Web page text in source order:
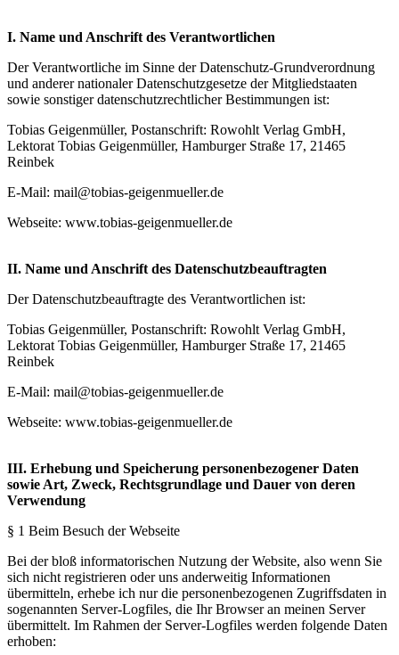
I. Name und Anschrift des Verantwortlichen
Der Verantwortliche im Sinne der Datenschutz-Grundverordnung
und anderer nationaler Datenschutzgesetze der Mitgliedstaaten
sowie sonstiger datenschutzrechtlicher Bestimmungen ist:
Tobias Geigenmüller, Postanschrift: Rowohlt Verlag GmbH,
Lektorat Tobias Geigenmüller, Hamburger Straße 17, 21465
Reinbek
E-Mail: mail@tobias-geigenmueller.de
Webseite: www.tobias-geigenmueller.de
II. Name und Anschrift des Datenschutzbeauftragten
Der Datenschutzbeauftragte des Verantwortlichen ist:
Tobias Geigenmüller, Postanschrift: Rowohlt Verlag GmbH,
Lektorat Tobias Geigenmüller, Hamburger Straße 17, 21465
Reinbek
E-Mail: mail@tobias-geigenmueller.de
Webseite: www.tobias-geigenmueller.de
III. Erhebung und Speicherung personenbezogener Daten
sowie Art, Zweck, Rechtsgrundlage und Dauer von deren
Verwendung
§ 1 Beim Besuch der Webseite
Bei der bloß informatorischen Nutzung der Website, also wenn Sie
sich nicht registrieren oder uns anderweitig Informationen
übermitteln, erhebe ich nur die personenbezogenen Zugriffsdaten in
sogenannten Server-Logfiles, die Ihr Browser an meinen Server
übermittelt. Im Rahmen der Server-Logfiles werden folgende Daten
erhoben: